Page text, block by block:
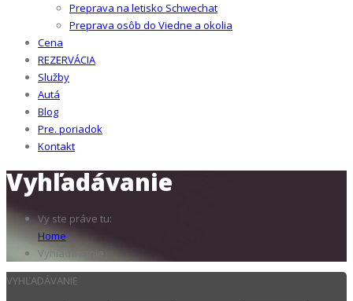
Preprava na letisko Schwechat
Preprava osôb do Viedne a okolia
Cena
REZERVÁCIA
Služby
Autá
Blog
Pre. poriadok
Kontakt
Vyhľadávanie
Vy ste práve tu:
Home
Vyhľadávanie
VYHĽADÁVANIE